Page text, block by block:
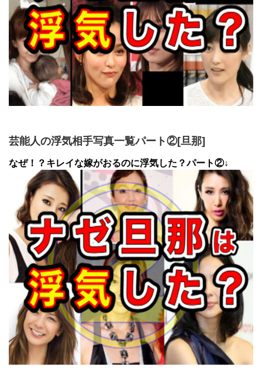
芸能人の浮気相手写真一覧パート②[旦那]
なぜ！？キレイな嫁がおるのに浮気した？パート②↓